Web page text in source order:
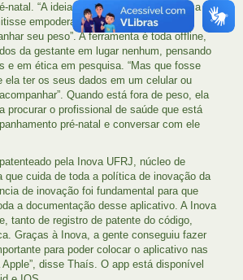
natal. “A ideia era que fosse apenas uma
empoderar a gestante, para que
seu peso”. A ferramenta é toda offline,
da gestante em lugar nenhum, pensando
e em ética em pesquisa. “Mas que fosse
ela ter os seus dados em um celular ou
Quando está fora de peso, ela
procurar o profissional de saúde que está
pré-natal e conversar com ele
pela Inova UFRJ, núcleo de
que cuida de toda a política de inovação da
de inovação foi fundamental para que
a documentação desse aplicativo. A Inova
tanto de registro de patente do código,
Graças à Inova, a gente conseguiu fazer
para poder colocar o aplicativo nas
Apple”, disse Thaís. O app está disponível